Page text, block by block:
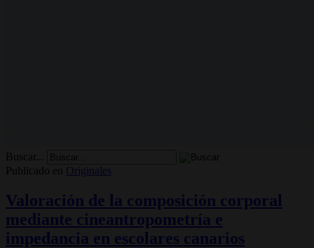
Buscar...
Publicado en
Originales
Valoración de la composición corporal
mediante cineantropometría e
impedancia en escolares canarios